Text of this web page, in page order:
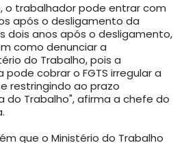
o trabalhador pode entrar com
após o desligamento da
dois anos após o desligamento,
como denunciar a
do Trabalho, pois a
cobrar o FGTS irregular a
restringindo ao prazo
do Trabalho", afirma a chefe do
que o Ministério do Trabalho